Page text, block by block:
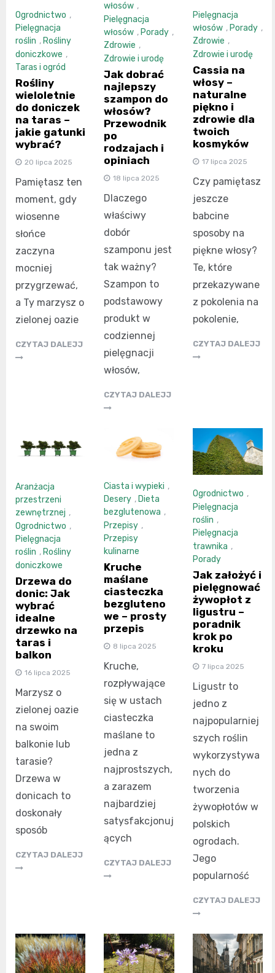
Ogrodnictwo ,
Pielęgnacja
roślin ,Rośliny
doniczkowe ,
Taras i ogród
Rośliny
wieloletnie
do doniczek
na taras –
jakie gatunki
wybrać?
20 lipca 2025
Pamiętasz ten
moment, gdy
wiosenne
słońce
zaczyna
mocniej
przygrzewać,
a Ty marzysz o
zielonej oazie
CZYTAJ DALEJJ
włosów ,
Pielęgnacja
włosów , Porady ,
Zdrowie ,
Zdrowie i urodę
Jak dobrać
najlepszy
szampon do
włosów?
Przewodnik
po
rodzajach i
opiniach
18 lipca 2025
Dlaczego
właściwy
dobór
szamponu jest
tak ważny?
Szampon to
podstawowy
produkt w
codziennej
pielęgnacji
włosów,
CZYTAJ DALEJJ
Pielęgnacja
włosów , Porady ,
Zdrowie ,
Zdrowie i urodę
Cassia na
włosy –
naturalne
piękno i
zdrowie dla
twoich
kosmyków
17 lipca 2025
Czy pamiętasz
jeszcze
babcine
sposoby na
piękne włosy?
Te, które
przekazywane
z pokolenia na
pokolenie,
CZYTAJ DALEJJ
Aranżacja
przestrzeni
zewnętrznej ,
Ogrodnictwo ,
Pielęgnacja
roślin , Rośliny
doniczkowe
Drzewa do
donic: Jak
wybrać
idealne
drzewko na
taras i
balkon
16 lipca 2025
Marzysz o
zielonej oazie
na swoim
balkonie lub
tarasie?
Drzewa w
donicach to
doskonały
sposób
CZYTAJ DALEJJ
Ciasta i wypieki ,
Desery , Dieta
bezglutenowa ,
Przepisy ,
Przepisy
kulinarne
Kruche
maślane
ciasteczka
bezgluteno
we – prosty
przepis
8 lipca 2025
Kruche,
rozpływające
się w ustach
ciasteczka
maślane to
jedna z
najprostszych,
a zarazem
najbardziej
satysfakcjonuj
ących
CZYTAJ DALEJJ
Ogrodnictwo ,
Pielęgnacja
roślin ,
Pielęgnacja
trawnika ,
Porady
Jak założyć i
pielęgnować
żywopłot z
ligustru –
poradnik
krok po
kroku
7 lipca 2025
Ligustr to
jedno z
najpopularniej
szych roślin
wykorzystywa
nych do
tworzenia
żywopłotów w
polskich
ogrodach.
Jego
popularność
CZYTAJ DALEJJ